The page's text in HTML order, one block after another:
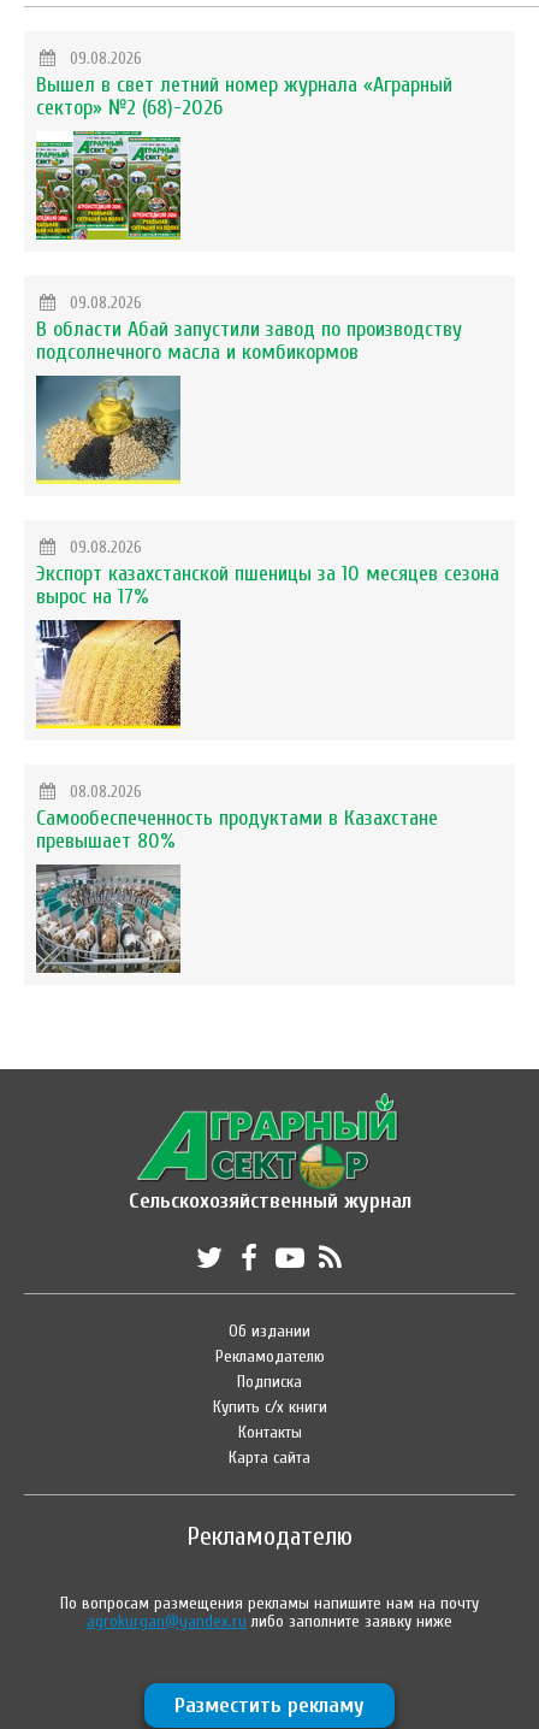
09.08.2026
Вышел в свет летний номер журнала «Аграрный
сектор» №2 (68)-2026
09.08.2026
В области Абай запустили завод по производству
подсолнечного масла и комбикормов
09.08.2026
Экспорт казахстанской пшеницы за 10 месяцев сезона
вырос на 17%
08.08.2026
Самообеспеченность продуктами в Казахстане
превышает 80%
Сельскохозяйственный журнал
Об издании
Рекламодателю
Подписка
Купить с/х книги
Контакты
Карта сайта
Рекламодателю
По вопросам размещения рекламы напишите нам на почту
agrokurgan@yandex.ru либо заполните заявку ниже
Разместить рекламу